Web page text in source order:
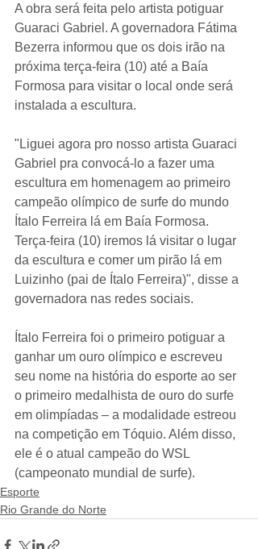
A obra será feita pelo artista potiguar
Guaraci Gabriel. A governadora Fátima
Bezerra informou que os dois irão na
próxima terça-feira (10) até a Baía
Formosa para visitar o local onde será
instalada a escultura.
"Liguei agora pro nosso artista Guaraci
Gabriel pra convocá-lo a fazer uma
escultura em homenagem ao primeiro
campeão olímpico de surfe do mundo
Ítalo Ferreira lá em Baía Formosa.
Terça-feira (10) iremos lá visitar o lugar
da escultura e comer um pirão lá em
Luizinho (pai de Ítalo Ferreira)", disse a
governadora nas redes sociais.
Ítalo Ferreira foi o primeiro potiguar a
ganhar um ouro olímpico e escreveu
seu nome na história do esporte ao ser
o primeiro medalhista de ouro do surfe
em olimpíadas – a modalidade estreou
na competição em Tóquio. Além disso,
ele é o atual campeão do WSL
(campeonato mundial de surfe).
Esporte
Rio Grande do Norte